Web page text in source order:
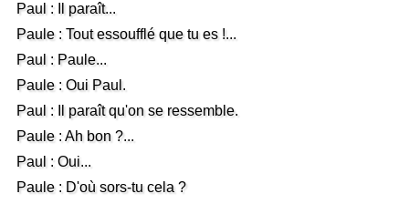
Paul : Il paraît...
Paule : Tout essoufflé que tu es !...
Paul : Paule...
Paule : Oui Paul.
Paul : Il paraît qu'on se ressemble.
Paule : Ah bon ?...
Paul : Oui...
Paule : D'où sors-tu cela ?